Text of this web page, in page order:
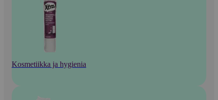
Kosmetiikka ja hygienia